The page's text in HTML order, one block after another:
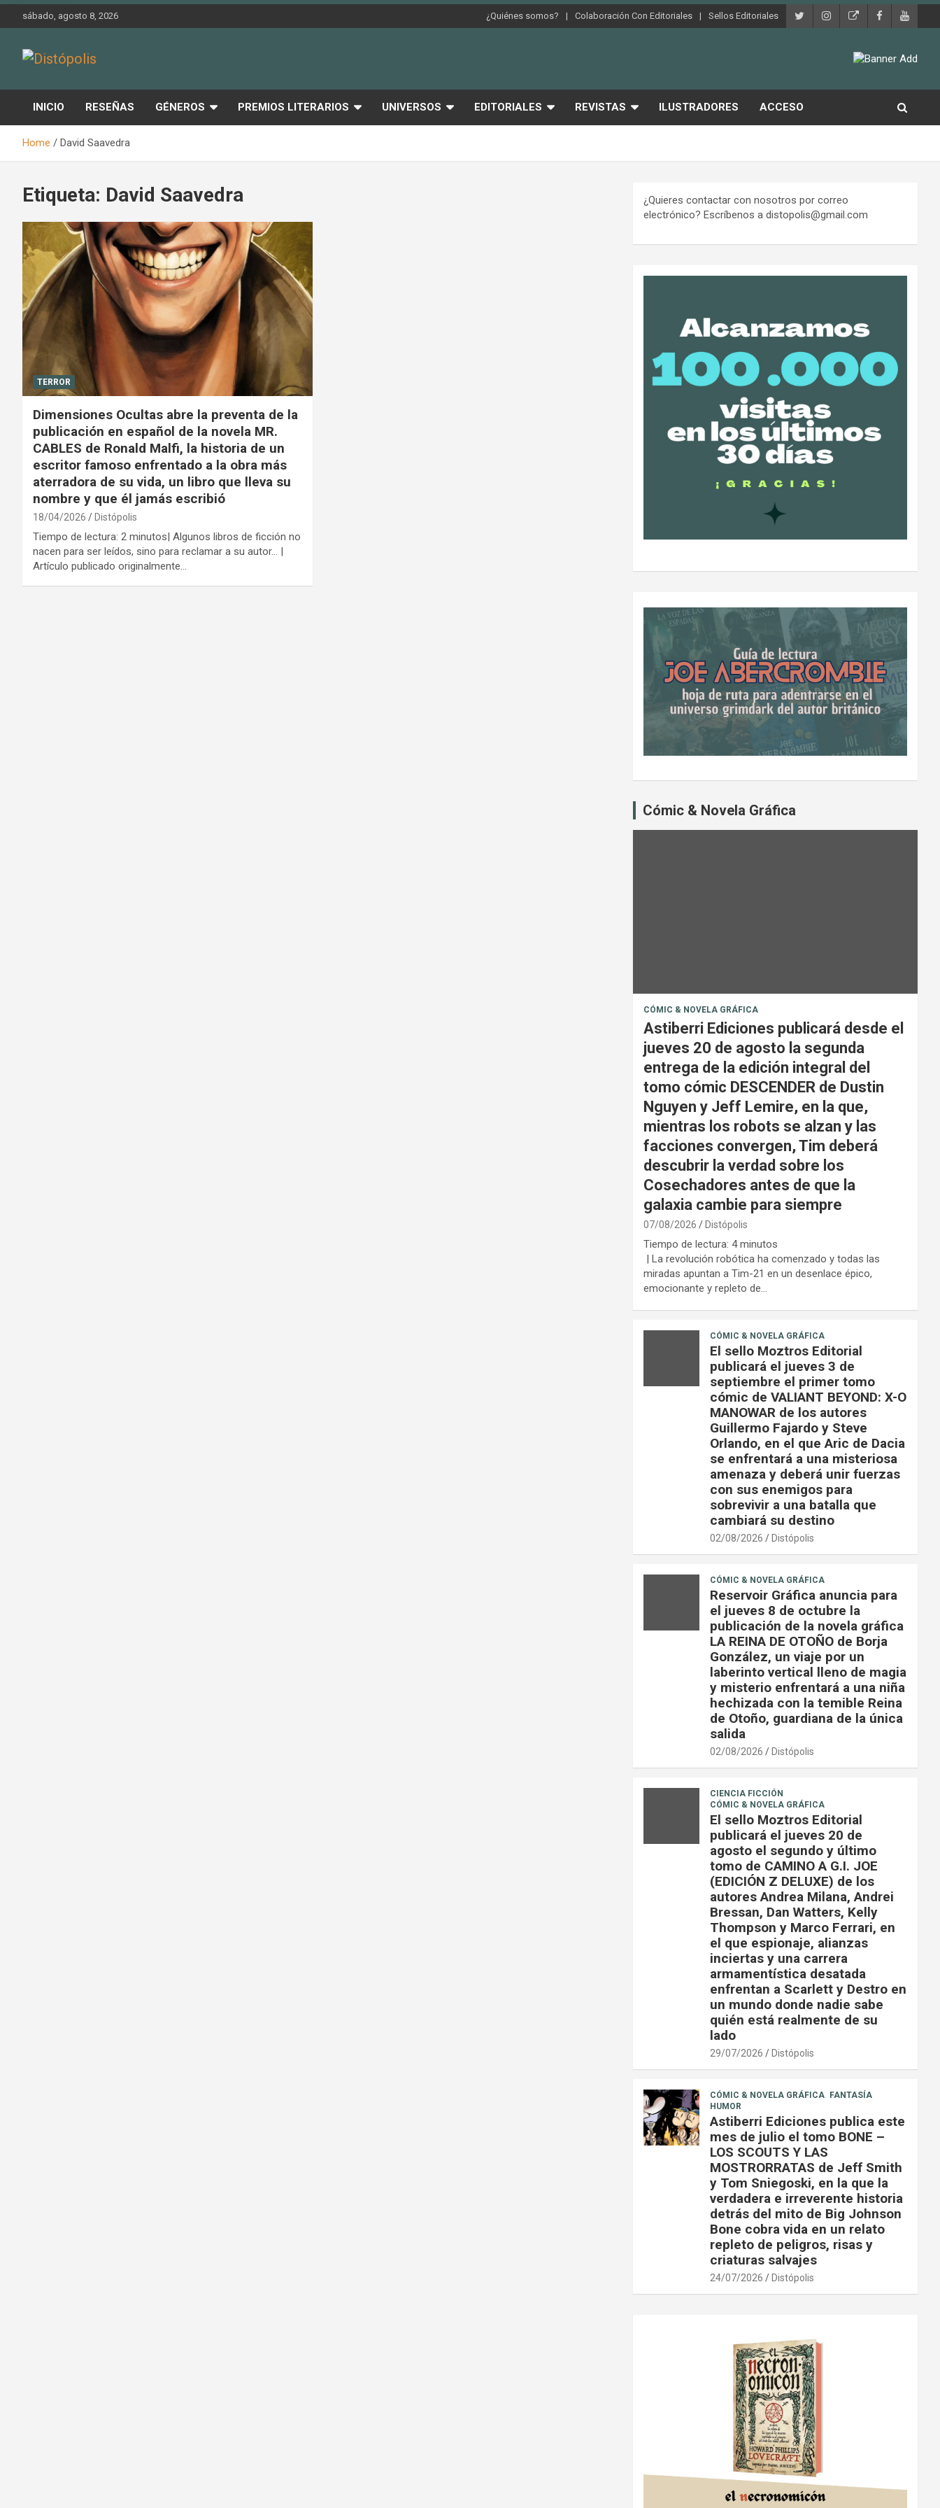
Skip
sábado, agosto 8, 2026 ¿Quiénes somos? Colaboración Con Editoriales Sellos Editoriales
Distópolis
INICIO RESEÑAS GÉNEROS PREMIOS LITERARIOS UNIVERSOS EDITORIALES REVISTAS ILUSTRADORES ACCESO
Home David Saavedra
Etiqueta: David Saavedra
TERROR
Dimensiones Ocultas abre la preventa de la
publicación en español de la novela MR.
CABLES de Ronald Malfi, la historia de un
escritor famoso enfrentado a la obra más
aterradora de su vida, un libro que lleva su
nombre y que él jamás escribió
18/04/2026 Distópolis
Tiempo de lectura: 2 minutos| Algunos libros de ficción no
nacen para ser leídos, sino para reclamar a su autor… |
Artículo publicado originalmente…
¿Quieres contactar con nosotros por correo
electrónico? Escríbenos a distopolis@gmail.com
Cómic & Novela Gráfica
CÓMIC & NOVELA GRÁFICA
Astiberri Ediciones publicará desde el
jueves 20 de agosto la segunda
entrega de la edición integral del
tomo cómic DESCENDER de Dustin
Nguyen y Jeff Lemire, en la que,
mientras los robots se alzan y las
facciones convergen, Tim deberá
descubrir la verdad sobre los
Cosechadores antes de que la
galaxia cambie para siempre
07/08/2026 Distópolis
Tiempo de lectura: 4 minutos
| La revolución robótica ha comenzado y todas las
miradas apuntan a Tim-21 en un desenlace épico,
emocionante y repleto de…
CÓMIC & NOVELA GRÁFICA
El sello Moztros Editorial
publicará el jueves 3 de
septiembre el primer tomo
cómic de VALIANT BEYOND: X-O
MANOWAR de los autores
Guillermo Fajardo y Steve
Orlando, en el que Aric de Dacia
se enfrentará a una misteriosa
amenaza y deberá unir fuerzas
con sus enemigos para
sobrevivir a una batalla que
cambiará su destino
02/08/2026 Distópolis
CÓMIC & NOVELA GRÁFICA
Reservoir Gráfica anuncia para
el jueves 8 de octubre la
publicación de la novela gráfica
LA REINA DE OTOÑO de Borja
González, un viaje por un
laberinto vertical lleno de magia
y misterio enfrentará a una niña
hechizada con la temible Reina
de Otoño, guardiana de la única
salida
02/08/2026 Distópolis
CIENCIA FICCIÓN
CÓMIC & NOVELA GRÁFICA
El sello Moztros Editorial
publicará el jueves 20 de
agosto el segundo y último
tomo de CAMINO A G.I. JOE
(EDICIÓN Z DELUXE) de los
autores Andrea Milana, Andrei
Bressan, Dan Watters, Kelly
Thompson y Marco Ferrari, en
el que espionaje, alianzas
inciertas y una carrera
armamentística desatada
enfrentan a Scarlett y Destro en
un mundo donde nadie sabe
quién está realmente de su
lado
29/07/2026 Distópolis
CÓMIC & NOVELA GRÁFICA
FANTASÍA
HUMOR
Astiberri Ediciones publica este
mes de julio el tomo BONE –
LOS SCOUTS Y LAS
MOSTRORRATAS de Jeff Smith
y Tom Sniegoski, en la que la
verdadera e irreverente historia
detrás del mito de Big Johnson
Bone cobra vida en un relato
repleto de peligros, risas y
criaturas salvajes
24/07/2026 Distópolis